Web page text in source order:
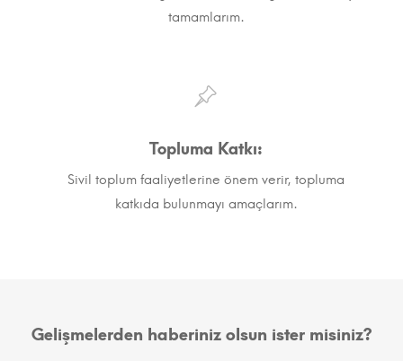
tamamlarım.
Topluma Katkı:
Sivil toplum faaliyetlerine önem verir, topluma
katkıda bulunmayı amaçlarım.
Gelişmelerden haberiniz olsun ister misiniz?